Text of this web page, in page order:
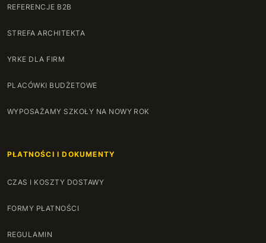
REFERENCJE B2B
STREFA ARCHITEKTA
YRKE DLA FIRM
PLACÓWKI BUDŻETOWE
WYPOSAŻAMY SZKOŁY NA NOWY ROK
PŁATNOŚCI I DOKUMENTY
CZAS I KOSZTY DOSTAWY
FORMY PŁATNOŚCI
REGULAMIN